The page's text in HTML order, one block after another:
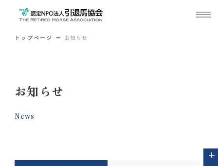
トップページ お知らせ
お知らせ
News